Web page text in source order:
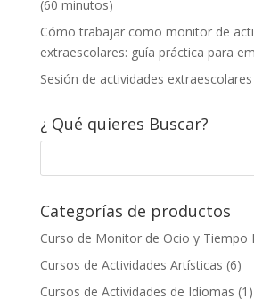
(60 minutos)
Cómo trabajar como monitor de
extraescolares: guía práctica para
Sesión de actividades
¿ Qué quieres Buscar?
Categorías de productos
Curso de Monitor de Ocio y Tiempo
Cursos de Actividades Artísticas (6)
Cursos de Actividades de Idiomas (1)